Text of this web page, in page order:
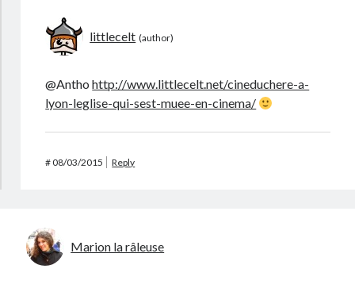
littlecelt
@Anthohttp://www.littlecelt.net/cineduchere-a-
lyon-leglise-qui-sest-muee-en-cinema/
#08/03/2015 Reply
Marion la râleuse